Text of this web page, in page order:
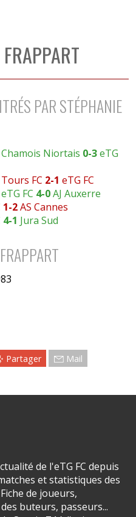
PAR STÉPHANIE
Chamois Niortais 0-3eTG
Tours FC 2-1 eTG FC
eTG FC 4-0AJ Auxerre
1-2AS Cannes
4-1 Jura Sud
Partager Mail
de l'eTG FC depuis
et statistiques des
de joueurs,
buteurs, passeurs...